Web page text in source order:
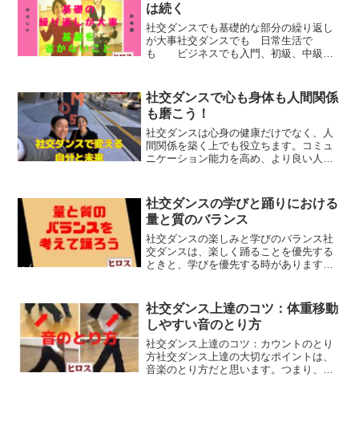
は続く
社交ダンスでも基礎的な部分の繰り返し
が大事社交ダンスでも 日常生活で
も ビジネスでも入門、初級、中級、
なる基礎（当然の部分、当たりの部分）
は永遠にチェックと繰り返しが...
社交ダンスで心も身体も人間関係
も磨こう！
社交ダンスは心身の健康だけでなく、人
間関係を築く上でも役立ちます。コミュ
ニケーション能力を高め、より良い人間
社交ダンスの学びと踊りにおける
量と質のバランス
社交ダンスの楽しみと学びのバランス社
交ダンスは、楽しく踊ることを優先する
ときと、学びを優先する時があります。
を踊れることを考えると良いと思いま
す。今回のブログでは、社交ダ...
社交ダンス上達のコツ：体重移動
しやすい音のとり方
社交ダンス上達のコツ：カウントのとり
方社交ダンス上達の大切なポイントは、
音楽のとり方だと思います。つまり、ス